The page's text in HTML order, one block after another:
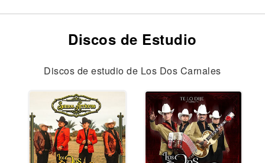
Discos de Estudio
Discos de estudio de Los Dos Carnales